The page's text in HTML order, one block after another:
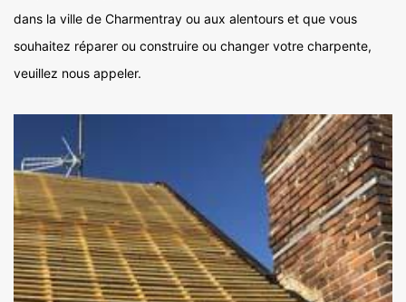
dans la ville de Charmentray ou aux alentours et que vous
souhaitez réparer ou construire ou changer votre charpente,
veuillez nous appeler.